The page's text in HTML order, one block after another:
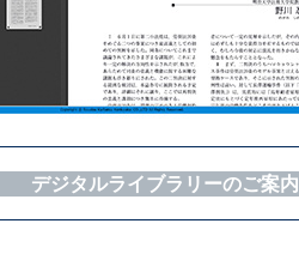
デジタルライブラリーのご案内